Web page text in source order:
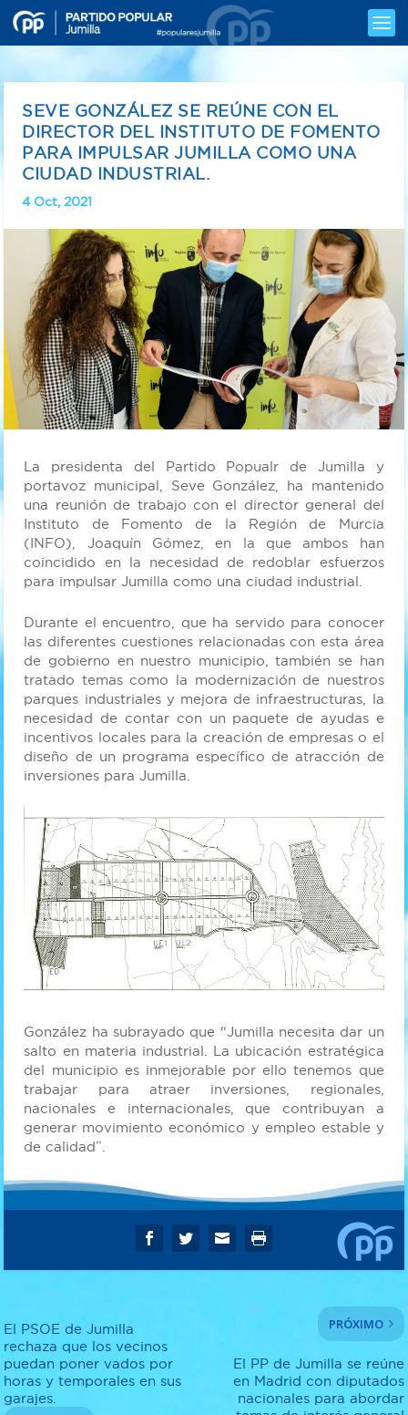
SEVE GONZÁLEZ SE REÚNE CON EL
DIRECTOR DEL INSTITUTO DE FOMENTO
PARA IMPULSAR JUMILLA COMO UNA
CIUDAD INDUSTRIAL.
4 Oct, 2021
La presidenta del Partido Popualr de Jumilla y
portavoz municipal, Seve González, ha mantenido
una reunión de trabajo con el director general del
Instituto de Fomento de la Región de Murcia
(INFO), Joaquín Gómez, en la que ambos han
coincidido en la necesidad de redoblar esfuerzos
para impulsar Jumilla como una ciudad industrial.
Durante el encuentro, que ha servido para conocer
las diferentes cuestiones relacionadas con esta área
de gobierno en nuestro municipio, también se han
tratado temas como la modernización de nuestros
parques industriales y mejora de infraestructuras, la
necesidad de contar con un paquete de ayudas e
incentivos locales para la creación de empresas o el
diseño de un programa específico de atracción de
inversiones para Jumilla.
González ha subrayado que “Jumilla necesita dar un
salto en materia industrial. La ubicación estratégica
del municipio es inmejorable por ello tenemos que
trabajar para atraer inversiones, regionales,
nacionales e internacionales, que contribuyan a
generar movimiento económico y empleo estable y
de calidad”.
El PSOE de Jumilla
rechaza que los vecinos
puedan poner vados por
horas y temporales en sus
garajes.
PRÓXIMO
El PP de Jumilla se reúne
en Madrid con diputados
nacionales para abordar